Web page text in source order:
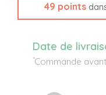
49 points
Date de
*Commande